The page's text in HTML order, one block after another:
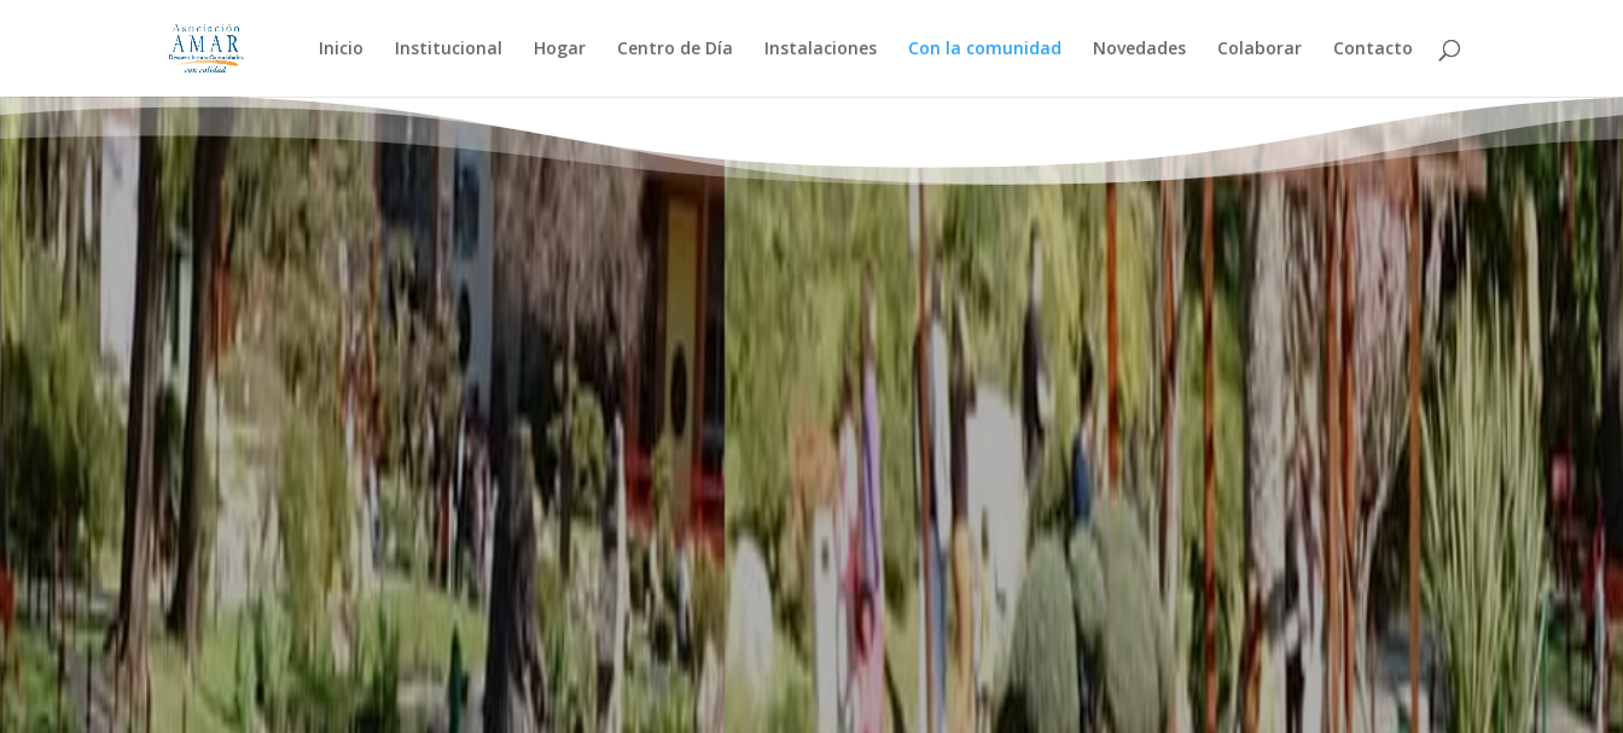
Inicio Institucional Hogar Centro de Día Instalaciones Con la comunidad Novedades Colaborar Contacto